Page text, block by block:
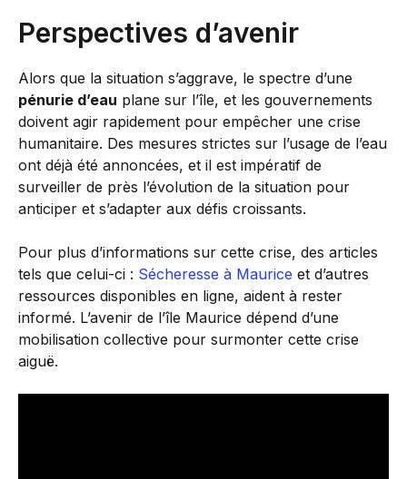
Perspectives d’avenir
Alors que la situation s’aggrave, le spectre d’une
pénurie d’eau plane sur l’île, et les gouvernements
doivent agir rapidement pour empêcher une crise
humanitaire. Des mesures strictes sur l’usage de l’eau
ont déjà été annoncées, et il est impératif de
surveiller de près l’évolution de la situation pour
anticiper et s’adapter aux défis croissants.
Pour plus d’informations sur cette crise, des articles
tels que celui-ci : Sécheresse à Maurice et d’autres
ressources disponibles en ligne, aident à rester
informé. L’avenir de l’île Maurice dépend d’une
mobilisation collective pour surmonter cette crise
aiguë.